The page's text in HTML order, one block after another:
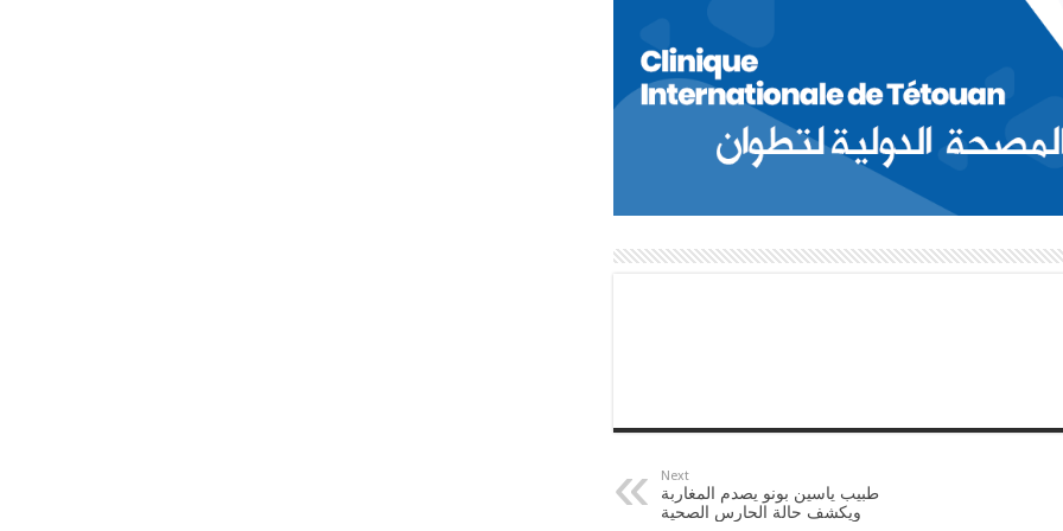
Next
طبيب ياسين بونو يصدم المغاربة
ويكشف حالة الحارس الصحية